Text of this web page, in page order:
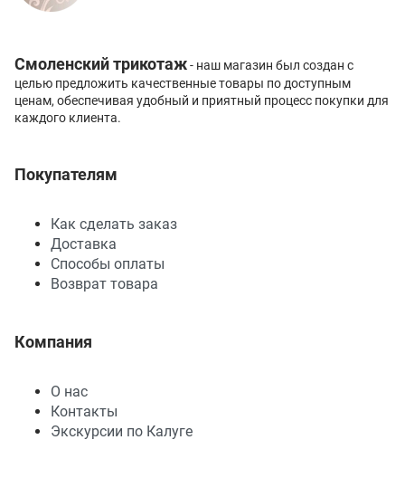
Смоленский трикотаж- наш магазин был создан с
целью предложить качественные товары по доступным
ценам, обеспечивая удобный и приятный процесс покупки для
каждого клиента.
Покупателям
Как сделать заказ
Доставка
Способы оплаты
Возврат товара
Компания
О нас
Контакты
Экскурсии по Калуге